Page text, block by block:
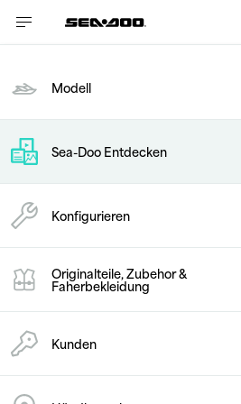
Modell
Sea-Doo Entdecken
Konfigurieren
Originalteile, Zubehor &
Faherbekleidung
Kunden
Sea-Doo
Geniales Design für Ihr
Leben Sie das Sea-Doo
Leben ist so einzigartig wie
Ganz gleich, welchen Stil